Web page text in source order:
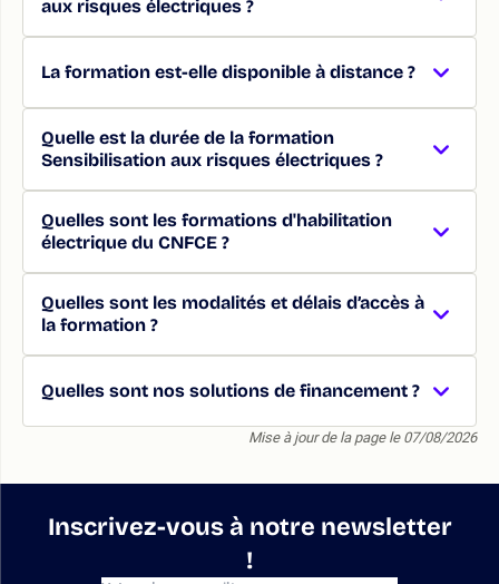
aux risques électriques ?
La formation est-elle disponible à distance ?
Quelle est la durée de la formation
Sensibilisation aux risques électriques ?
Quelles sont les formations d'habilitation
électrique du CNFCE ?
Quelles sont les modalités et délais d’accès à
la formation ?
Quelles sont nos solutions de financement ?
Mise à jour de la page le 07/08/2026
Inscrivez-vous à notre newsletter
!